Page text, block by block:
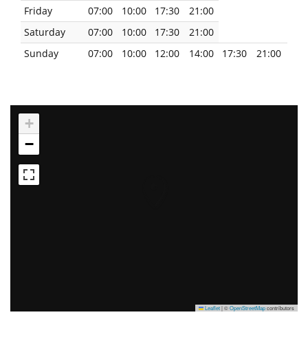
Friday
07:00 10:00 17:30
21:00
Saturday
07:00 10:00 17:30
21:00
Sunday
07:00 10:00 12:00 14:00 17:30 21:00
+
−
Leaflet|©OpenStreetMapcontributors